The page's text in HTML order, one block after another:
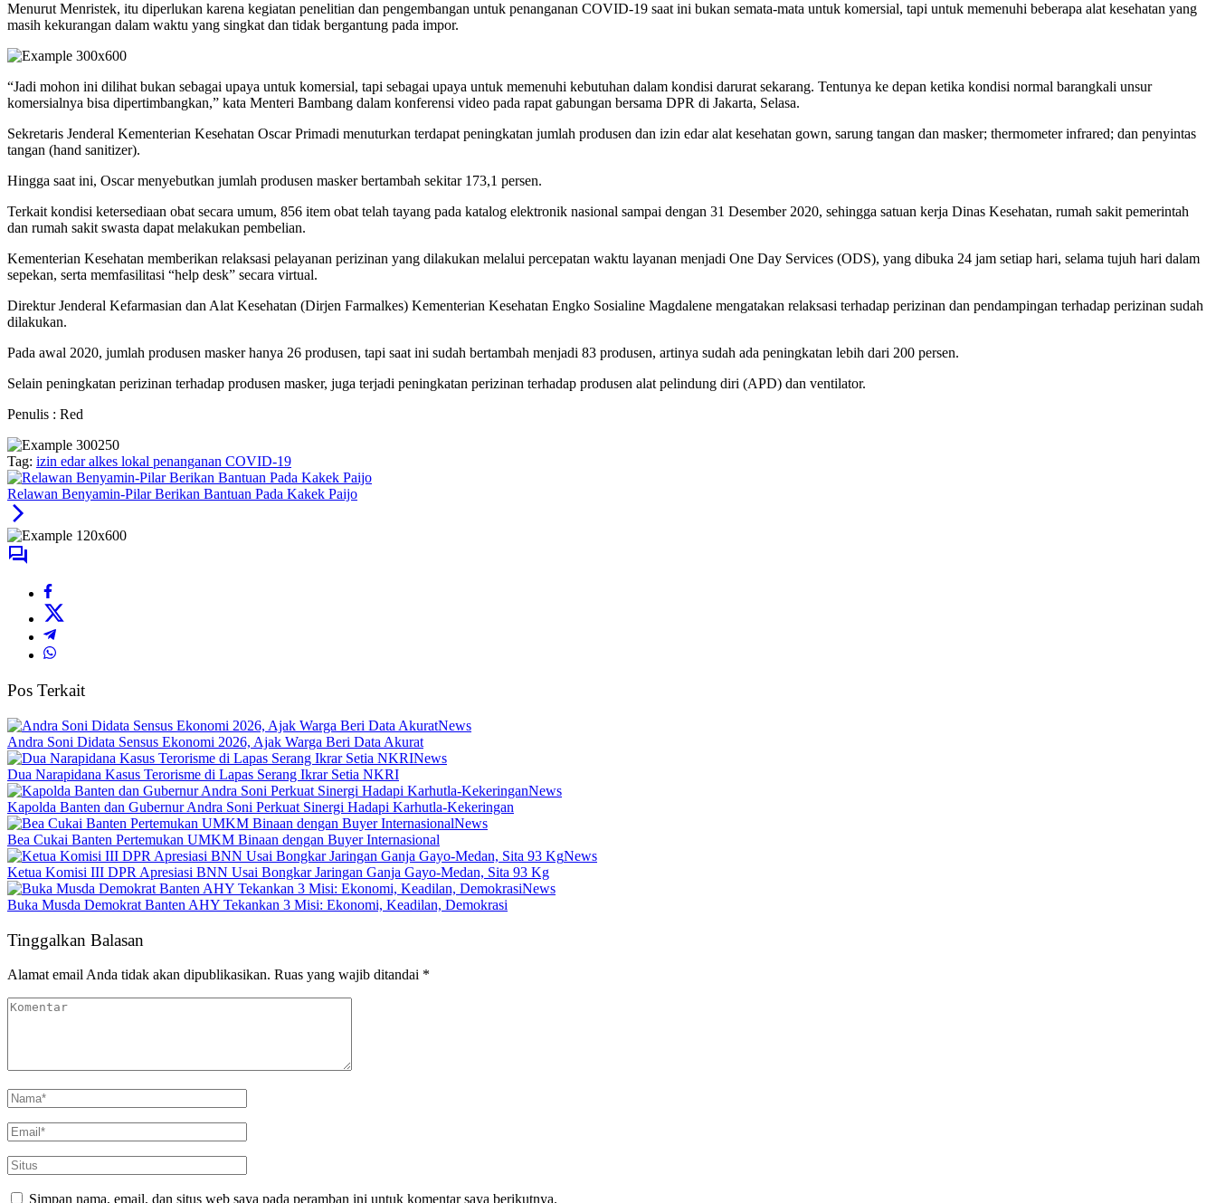
Menurut Menristek, itu diperlukan karena kegiatan penelitian dan pengembangan untuk penanganan COVID-19 saat ini bukan semata-mata untuk komersial, tapi untuk memenuhi beberapa alat kesehatan yang
masih kekurangan dalam waktu yang singkat dan tidak bergantung pada impor.
“Jadi mohon ini dilihat bukan sebagai upaya untuk komersial, tapi sebagai upaya untuk memenuhi kebutuhan dalam kondisi darurat sekarang. Tentunya ke depan ketika kondisi normal barangkali unsur
komersialnya bisa dipertimbangkan,” kata Menteri Bambang dalam konferensi video pada rapat gabungan bersama DPR di Jakarta, Selasa.
Sekretaris Jenderal Kementerian Kesehatan Oscar Primadi menuturkan terdapat peningkatan jumlah produsen dan izin edar alat kesehatan gown, sarung tangan dan masker; thermometer infrared; dan penyintas
tangan (hand sanitizer).
Hingga saat ini, Oscar menyebutkan jumlah produsen masker bertambah sekitar 173,1 persen.
Terkait kondisi ketersediaan obat secara umum, 856 item obat telah tayang pada katalog elektronik nasional sampai dengan 31 Desember 2020, sehingga satuan kerja Dinas Kesehatan, rumah sakit pemerintah
dan rumah sakit swasta dapat melakukan pembelian.
Kementerian Kesehatan memberikan relaksasi pelayanan perizinan yang dilakukan melalui percepatan waktu layanan menjadi One Day Services (ODS), yang dibuka 24 jam setiap hari, selama tujuh hari dalam
sepekan, serta memfasilitasi “help desk” secara virtual.
Direktur Jenderal Kefarmasian dan Alat Kesehatan (Dirjen Farmalkes) Kementerian Kesehatan Engko Sosialine Magdalene mengatakan relaksasi terhadap perizinan dan pendampingan terhadap perizinan sudah
dilakukan.
Pada awal 2020, jumlah produsen masker hanya 26 produsen, tapi saat ini sudah bertambah menjadi 83 produsen, artinya sudah ada peningkatan lebih dari 200 persen.
Selain peningkatan perizinan terhadap produsen masker, juga terjadi peningkatan perizinan terhadap produsen alat pelindung diri (APD) dan ventilator.
Penulis : Red
Tag: izin edar alkes lokal penanganan COVID-19
Relawan Benyamin-Pilar Berikan Bantuan Pada Kakek Paijo
Pos Terkait
News
Andra Soni Didata Sensus Ekonomi 2026, Ajak Warga Beri Data Akurat
News
Dua Narapidana Kasus Terorisme di Lapas Serang Ikrar Setia NKRI
News
Kapolda Banten dan Gubernur Andra Soni Perkuat Sinergi Hadapi Karhutla-Kekeringan
News
Bea Cukai Banten Pertemukan UMKM Binaan dengan Buyer Internasional
News
Ketua Komisi III DPR Apresiasi BNN Usai Bongkar Jaringan Ganja Gayo-Medan, Sita 93 Kg
News
Buka Musda Demokrat Banten AHY Tekankan 3 Misi: Ekonomi, Keadilan, Demokrasi
Tinggalkan Balasan
Alamat email Anda tidak akan dipublikasikan. Ruas yang wajib ditandai *
Simpan nama, email, dan situs web saya pada peramban ini untuk komentar saya berikutnya.